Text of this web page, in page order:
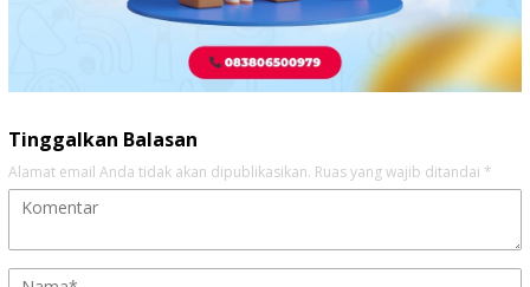
Tinggalkan Balasan
Alamat email Anda tidak akan dipublikasikan. Ruas yang wajib ditandai *